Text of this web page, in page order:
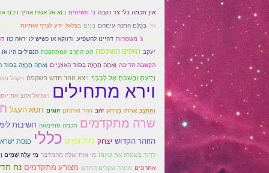
אין חכמה בלי צד נקבה ב' משיחים בוא אל אשת אחיך ויבם
אל בְּכֻלָּם הִתנה עימהם בנים בצלאל ידע לצרף אותיות בְּרָב
מֶלֶךְ ג' משמרות דהיינו להשפיע. ודווקא אז כשיש לו יראה כזו
יעקב האזינו השקפה הַט הַחֶרֶב הַמִּתְהַפֶּכֶת הנפילים היו
הקשבה הדיבה וְאַתָּה תֶּחֱזֶה בְּסוֹד הַאוֹזְנָיִים וְאַתָּה תֶּחֱזֶה בְּסוֹד
וְיָדַעְתָּ וַהֲשֵׁבֹתָ אֶל לְבָבֶךָ ויצא זוהר חדש השקפה ויקהל
וירא מתחילים וישראל אהב את
וַתֵּתַצַּב אֲחֹתוֹ מֵרָחֹק זהב זוהר ואתחנן זווגים חטא העגל
שרה מתקדמים חכמה סתימאה חשיבות
הזוהר הקדוש יצחק כְּלָל וּפֶרַט כללי כנסת
לְדָוִד בְּשַׁנּוֹתוֹ אֶת טַעְמוֹ מי זאת עולה מהמדבר מִי עָלָה שָׁמַיִם
אחרונים מנורה שקלים החדש מצורע מתקדמים נח